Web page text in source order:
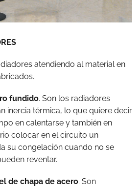
atendiendo al material en
fundido. Son los radiadores
inercia térmica, lo que quiere decir
en calentarse y también en
colocar en el circuito un
su congelación cuando no se
reventar.
de chapa de acero. Son